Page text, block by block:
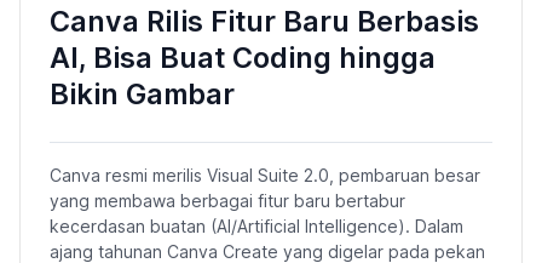
Canva Rilis Fitur Baru Berbasis
AI, Bisa Buat Coding hingga
Bikin Gambar
Canva resmi merilis Visual Suite 2.0, pembaruan besar
yang membawa berbagai fitur baru bertabur
kecerdasan buatan (AI/Artificial Intelligence). Dalam
ajang tahunan Canva Create yang digelar pada pekan